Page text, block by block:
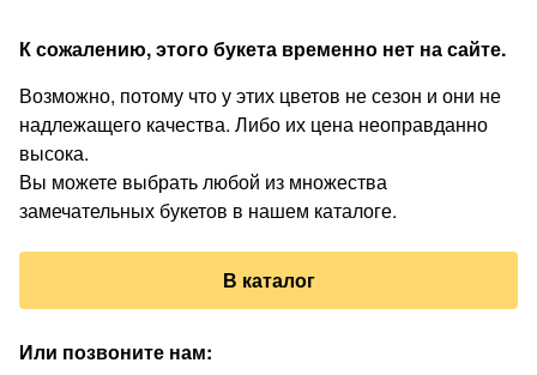
К сожалению, этого букета временно нет на сайте.
Возможно, потому что у этих цветов не сезон и они не
надлежащего качества. Либо их цена неоправданно
высока.
Вы можете выбрать любой из множества
замечательных букетов в нашем каталоге.
В каталог
Или позвоните нам: